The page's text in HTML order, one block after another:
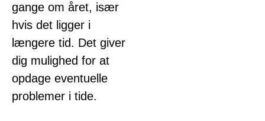
gange om året, især
hvis det ligger i
længere tid. Det giver
dig mulighed for at
opdage eventuelle
problemer i tide.